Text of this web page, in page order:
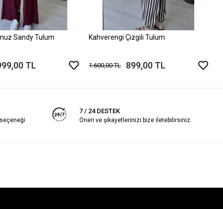
Sandy Tulum
TL
Kahverengi Çizgili Tulum
1.600,00 TL 899,00 TL
7 / 24 DESTEK
Öneri ve şikayetlerinizi bize iletebilirsiniz.